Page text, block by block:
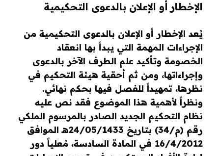
الإخطار أو الإعلان بالدعوى التحكيمية
يُعد الإخطار أو الإعلان بالدعوى التحكيمية من
الإجراءات المهمة التي يبدأ بها انعقاد
الخصومة وتأكيد علم الطرف الآخر بالدعوى
وإجراءاتها، ومن ثم أحقية هيئة التحكيم في
نظرها، تمهيداً للفصل فيها بحكم نهائي.
ونظراً لأهمية هذا الموضوع فقد نص عليه
نظام التحكيم الجديد الصادر بالمرسوم الملكي
رقم (م/34) بتاريخ 24/05/1433هـ الموافق
16/4/2012 في المادة السادسة، مُعلياً دور